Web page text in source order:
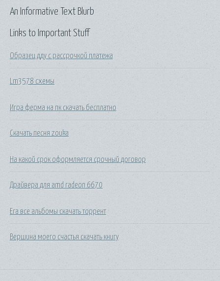
Links to Important Stuff
Образец дду с рассрочкой платежа
Lm3578 схемы
Игра ферма на пк скачать бесплатно
Скачать песня zouka
На какой срок оформляется срочный договор
Драйвера для amd radeon 6670
Era все альбомы скачать торрент
Вершина моего счастья скачать книгу
An Informative Text Blurb